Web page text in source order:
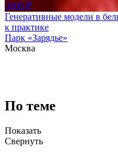
3000 ₽
Генеративные модели в
к практике
Парк «Зарядье»
Москва
По теме
Показать
Свернуть